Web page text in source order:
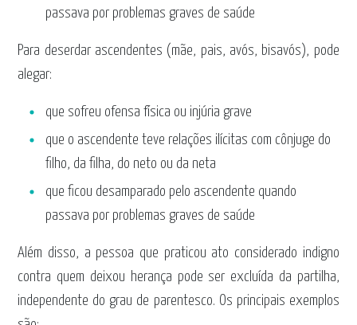
passava por problemas graves de saúde
Para deserdar ascendentes (mãe, pais, avós, bisavós), pode
alegar:
que sofreu ofensa física ou injúria grave
que o ascendente teve relações ilícitas com cônjuge do
filho, da filha, do neto ou da neta
que ficou desamparado pelo ascendente quando
passava por problemas graves de saúde
Além disso, a pessoa que praticou ato considerado indigno
contra quem deixou herança pode ser excluída da partilha,
independente do grau de parentesco. Os principais exemplos